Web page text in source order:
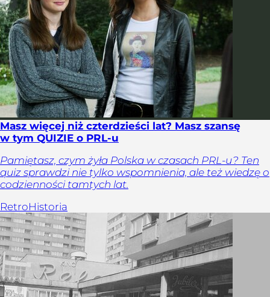
Masz więcej niż czterdzieści lat? Masz szansę
w tym QUIZIE o PRL-u
Pamiętasz, czym żyła Polska w czasach PRL-u? Ten
quiz sprawdzi nie tylko wspomnienia, ale też wiedzę o
codzienności tamtych lat.
RetroHistoria